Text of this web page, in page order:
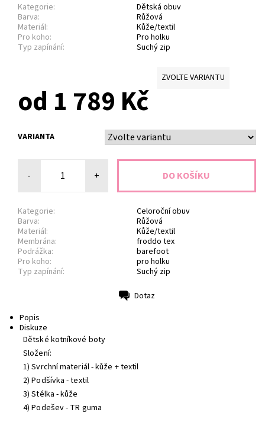
Kategorie:
Dětská obuv
Barva:
Růžová
Materiál:
Kůže/textil
Pro koho:
Pro holku
Typ zapínání:
Suchý zip
ZVOLTE VARIANTU
od 1 789 Kč
VARIANTA
- +
Kategorie:
Celoroční obuv
Barva:
Růžová
Materiál:
Kůže/textil
Membrána:
froddo tex
Podrážka:
barefoot
Pro koho:
pro holku
Typ zapínání:
Suchý zip
Dotaz
Popis
Diskuze
Dětské kotníkové boty
Složení:
1) Svrchní materiál - kůže + textil
2) Podšívka - textil
3) Stélka - kůže
4) Podešev - TR guma